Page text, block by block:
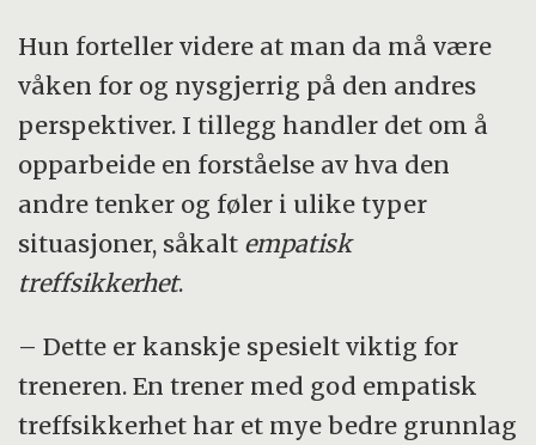
Hun forteller videre at man da må være
våken for og nysgjerrig på den andres
perspektiver. I tillegg handler det om å
opparbeide en forståelse av hva den
andre tenker og føler i ulike typer
situasjoner, såkalt empatisk
treffsikkerhet.
– Dette er kanskje spesielt viktig for
treneren. En trener med god empatisk
treffsikkerhet har et mye bedre grunnlag